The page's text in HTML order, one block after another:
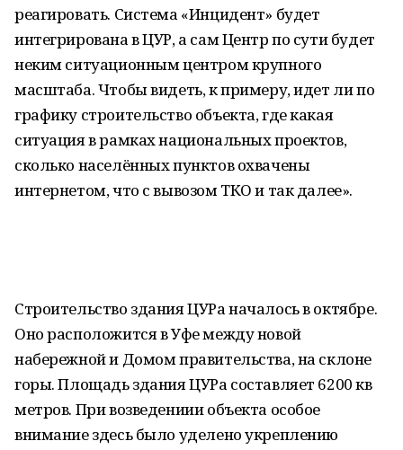
реагировать. Система «Инцидент» будет
интегрирована в ЦУР, а сам Центр по сути будет
неким ситуационным центром крупного
масштаба. Чтобы видеть, к примеру, идет ли по
графику строительство объекта, где какая
ситуация в рамках национальных проектов,
сколько населённых пунктов охвачены
интернетом, что с вывозом ТКО и так далее».
Строительство здания ЦУРа началось в октябре.
Оно расположится в Уфе между новой
набережной и Домом правительства, на склоне
горы. Площадь здания ЦУРа составляет 6200 кв
метров. При возведениии объекта особое
внимание здесь было уделено укреплению